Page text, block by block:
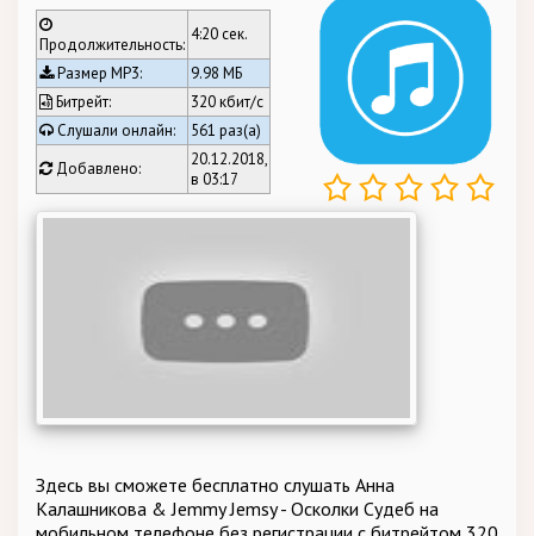
Продолжительность:
4:20 сек.
Размер MP3:
9.98 МБ
Битрейт:
320 кбит/c
Слушали онлайн:
561 раз(а)
Добавлено:
20.12.2018,
в 03:17
Здесь вы сможете бесплатно слушать Анна
Калашникова & Jemmy Jemsy - Осколки Судеб на